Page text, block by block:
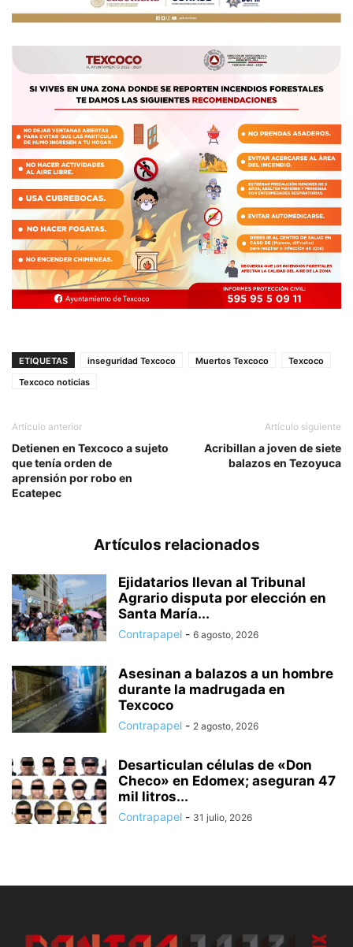
ETIQUETAS inseguridad Texcoco Muertos Texcoco
Texcoco
Texcoco noticias
Artículo anterior
Detienen en Texcoco a sujeto
que tenía orden de
aprensión por robo en
Ecatepec
Artículo siguiente
Acribillan a joven de siete
balazos en Tezoyuca
Artículos relacionados
Ejidatarios llevan al Tribunal
Agrario disputa por elección en
Santa María...
Contrapapel - 6 agosto, 2026
Asesinan a balazos a un hombre
durante la madrugada en
Texcoco
Contrapapel - 2 agosto, 2026
Desarticulan células de «Don
Checo» en Edomex; aseguran 47
mil litros...
Contrapapel - 31 julio, 2026